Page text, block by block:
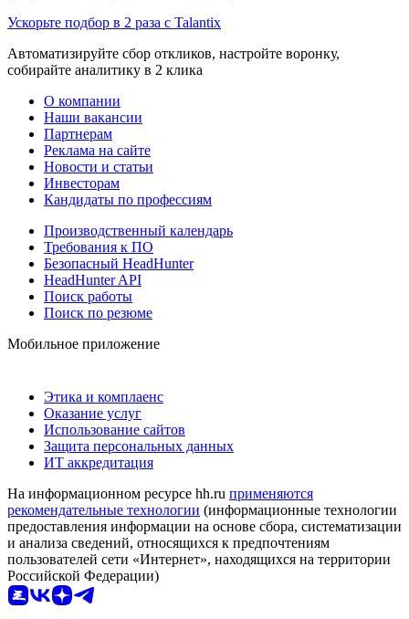
Ускорьте подбор в 2 раза с Talantix
Автоматизируйте сбор откликов, настройте воронку,
собирайте аналитику в 2 клика
О компании
Наши вакансии
Партнерам
Реклама на сайте
Новости и статьи
Инвесторам
Кандидаты по профессиям
Производственный календарь
Требования к ПО
Безопасный HeadHunter
HeadHunter API
Поиск работы
Поиск по резюме
Мобильное приложение
Этика и комплаенс
Оказание услуг
Использование сайтов
Защита персональных данных
ИТ аккредитация
На информационном ресурсе hh.ru применяются
рекомендательные технологии (информационные технологии
предоставления информации на основе сбора, систематизации
и анализа сведений, относящихся к предпочтениям
пользователей сети «Интернет», находящихся на территории
Российской Федерации)